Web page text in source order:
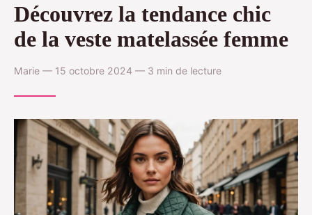
Découvrez la tendance chic
de la veste matelassée femme
Marie — 15 octobre 2024 — 3 min de lecture